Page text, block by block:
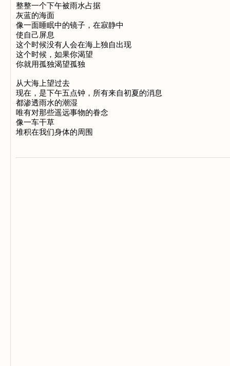
整整一个下午被雨水占据
灰蓝的海面
像一面睡眠中的镜子，在寂静中
使自己屏息
这个时候没有人会在海上独自出现
这个时候，如果你渴望
你就用孤独渴望孤独
从大海上望过去
现在，是下午五点钟，所有来自初夏的消息
都渗透雨水的潮湿
唯有对那些遥远事物的眷念
像一车干草